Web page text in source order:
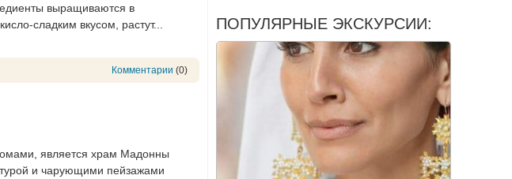
выращиваются в
сладким вкусом, растут...
Комментарии (0)
является храм Мадонны
и чарующими пейзажами
ПОПУЛЯРНЫЕ ЭКСКУРСИИ: